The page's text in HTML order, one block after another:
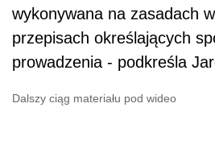
wykonywana na zasadach
przepisach określających
prowadzenia - podkreśla
Dalszy ciąg materiału pod wideo